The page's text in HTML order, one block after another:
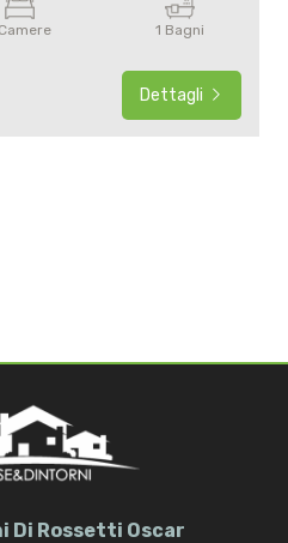
1 Bagni
Dettagli
Di Rossetti Oscar